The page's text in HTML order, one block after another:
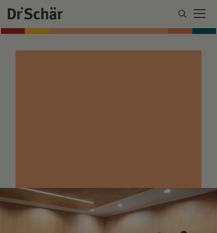
INNOVATION, DIE